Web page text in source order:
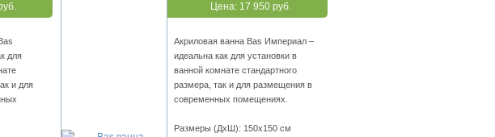
для
и для
Цена: 17 950 руб.
Акриловая ванна Bas Империал –
идеальна как для установки в
ванной комнате стандартного
размера, так и для размещения в
современных помещениях.
Размеры (ДхШ): 150х150 см